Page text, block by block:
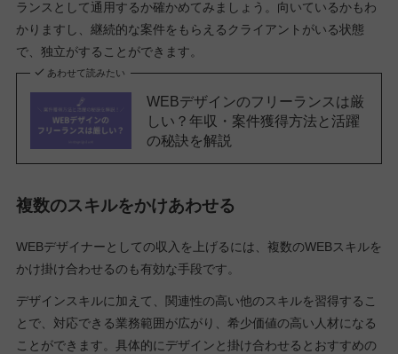
ランスとして通用するか確かめてみましょう。向いているかもわ
かりますし、継続的な案件をもらえるクライアントがいる状態
で、独立がすることができます。
あわせて読みたい
WEBデザインのフリーランスは厳
しい？年収・案件獲得方法と活躍
の秘訣を解説
複数のスキルをかけあわせる
WEBデザイナーとしての収入を上げるには、複数のWEBスキルを
かけ掛け合わせるのも有効な手段です。
デザインスキルに加えて、関連性の高い他のスキルを習得するこ
とで、対応できる業務範囲が広がり、希少価値の高い人材になる
ことができます。具体的にデザインと掛け合わせるとおすすめの